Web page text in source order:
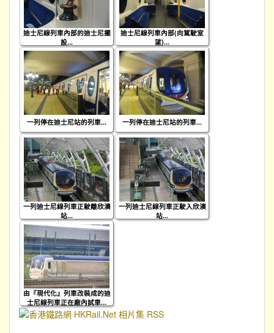
迪士尼線列車內部的迪士尼擺
設...
迪士尼線列車內部(向駕駛室
望)...
一列停在迪士尼站的列車... 一列停在迪士尼站的列車...
一列迪士尼線列車正駛離欣澳
站...
一列迪士尼線列車正駛入欣澳
站...
由『現代化』列車改裝成的迪
士尼線列車正在廠內試車...